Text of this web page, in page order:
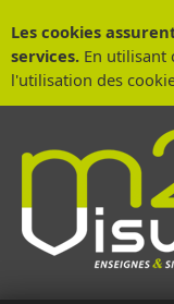
Les cookies
services. En utilisant
l'utilisation des